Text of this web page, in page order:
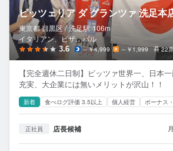
ピッツェリア ダ グランツァ 洗足本
東京都 目黒区 / 洗足駅 106m
イタリアン、ピザ、バル
3.6 ～￥4,999 ～￥1,999 22
【完全週休二日制】ピッツァ世界一、日本
充実、大企業には無いメリットが沢山！！
新着 食べログ評価 3.5以上 個人経営 ボーナス
正社員 店長候補